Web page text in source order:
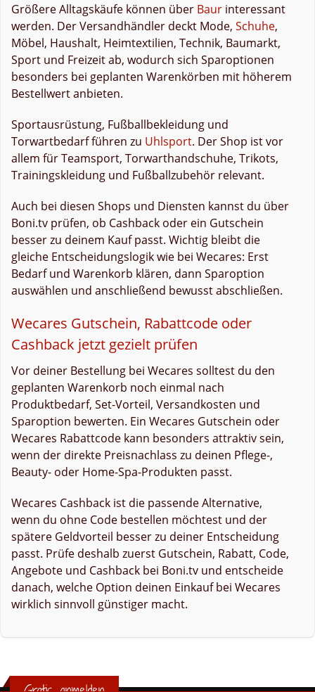
Größere Alltagskäufe können über Baur interessant
werden. Der Versandhändler deckt Mode, Schuhe,
Möbel, Haushalt, Heimtextilien, Technik, Baumarkt,
Sport und Freizeit ab, wodurch sich Sparoptionen
besonders bei geplanten Warenkörben mit höherem
Bestellwert anbieten.
Sportausrüstung, Fußballbekleidung und
Torwartbedarf führen zu Uhlsport. Der Shop ist vor
allem für Teamsport, Torwarthandschuhe, Trikots,
Trainingskleidung und Fußballzubehör relevant.
Auch bei diesen Shops und Diensten kannst du über
Boni.tv prüfen, ob Cashback oder ein Gutschein
besser zu deinem Kauf passt. Wichtig bleibt die
gleiche Entscheidungslogik wie bei Wecares: Erst
Bedarf und Warenkorb klären, dann Sparoption
auswählen und anschließend bewusst abschließen.
Wecares Gutschein, Rabattcode oder
Cashback jetzt gezielt prüfen
Vor deiner Bestellung bei Wecares solltest du den
geplanten Warenkorb noch einmal nach
Produktbedarf, Set-Vorteil, Versandkosten und
Sparoption bewerten. Ein Wecares Gutschein oder
Wecares Rabattcode kann besonders attraktiv sein,
wenn der direkte Preisnachlass zu deinen Pflege-,
Beauty- oder Home-Spa-Produkten passt.
Wecares Cashback ist die passende Alternative,
wenn du ohne Code bestellen möchtest und der
spätere Geldvorteil besser zu deiner Entscheidung
passt. Prüfe deshalb zuerst Gutschein, Rabatt, Code,
Angebote und Cashback bei Boni.tv und entscheide
danach, welche Option deinen Einkauf bei Wecares
wirklich sinnvoll günstiger macht.